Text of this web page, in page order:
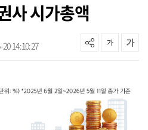
사 시가총액
14:10:27